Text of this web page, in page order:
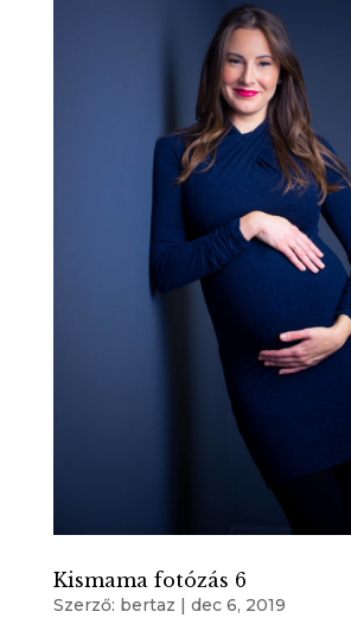
Kismama fotózás 6
Szerző: bertaz | dec 6, 2019